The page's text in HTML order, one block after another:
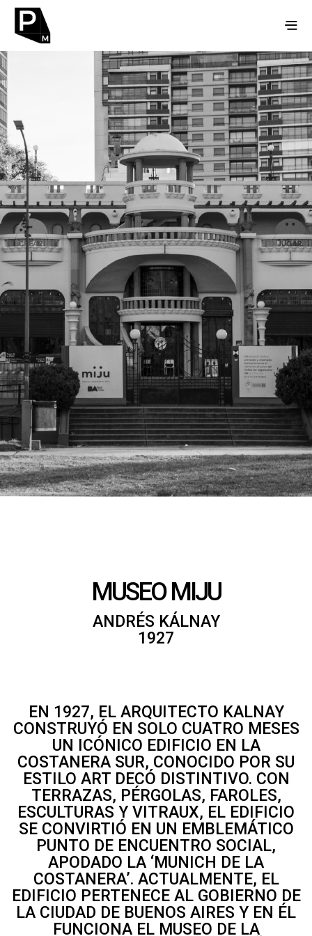
MUSEO MIJU
ANDRÉS KÁLNAY
1927
EN 1927, EL ARQUITECTO KALNAY
CONSTRUYÓ EN SOLO CUATRO MESES
UN ICÓNICO EDIFICIO EN LA
COSTANERA SUR, CONOCIDO POR SU
ESTILO ART DECÓ DISTINTIVO. CON
TERRAZAS, PÉRGOLAS, FAROLES,
ESCULTURAS Y VITRAUX, EL EDIFICIO
SE CONVIRTIÓ EN UN EMBLEMÁTICO
PUNTO DE ENCUENTRO SOCIAL,
APODADO LA ‘MUNICH DE LA
COSTANERA’. ACTUALMENTE, EL
EDIFICIO PERTENECE AL GOBIERNO DE
LA CIUDAD DE BUENOS AIRES Y EN ÉL
FUNCIONA EL MUSEO DE LA